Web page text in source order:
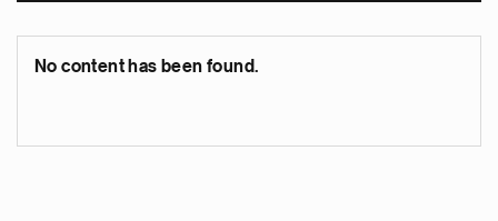
No content has been found.